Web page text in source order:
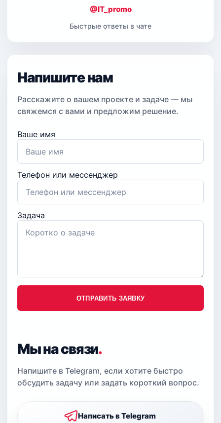
@IT_promo
Быстрые ответы в чате
Напишите нам
Расскажите о вашем проекте и задаче — мы
свяжемся с вами и предложим решение.
Ваше имя
Телефон или мессенджер
Задача
ОТПРАВИТЬ ЗАЯВКУ
Мы на связи.
Напишите в Telegram, если хотите быстро
обсудить задачу или задать короткий вопрос.
Написать в Telegram